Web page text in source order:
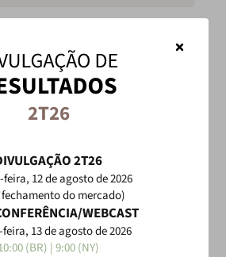
2T26
2T26
12 de agosto de 2026
fechamento do mercado)
WEBCAST
13 de agosto de 2026
(BR) | 9:00 (NY)